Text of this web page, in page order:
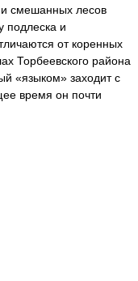
смешанных лесов
подлеска и
от коренных
Торбеевского района
«языком» заходит с
время он почти